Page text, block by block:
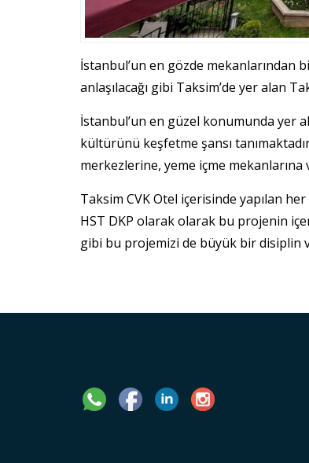
İstanbul’un en gözde mekanlarından
anlaşılacağı gibi Taksim’de yer alan
İstanbul’un en güzel konumunda yer
kültürünü keşfetme şansı
merkezlerine, yeme içme
Taksim CVK Otel içerisinde yapılan
HST DKP olarak olarak bu projenin
gibi bu projemizi de büyük bir disiplin